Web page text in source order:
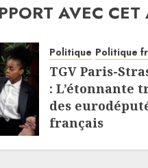
AVEC CET
Politique Politique
TGV Paris-
: L’étonnante
des
français